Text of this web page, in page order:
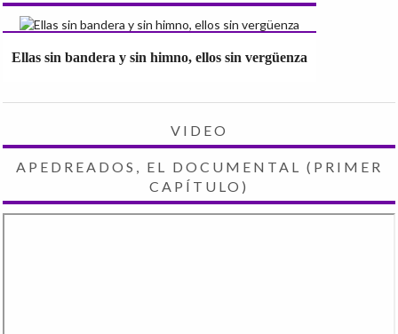
Ellas sin bandera y sin himno, ellos sin vergüenza
VIDEO
APEDREADOS, EL DOCUMENTAL (PRIMER
CAPÍTULO)